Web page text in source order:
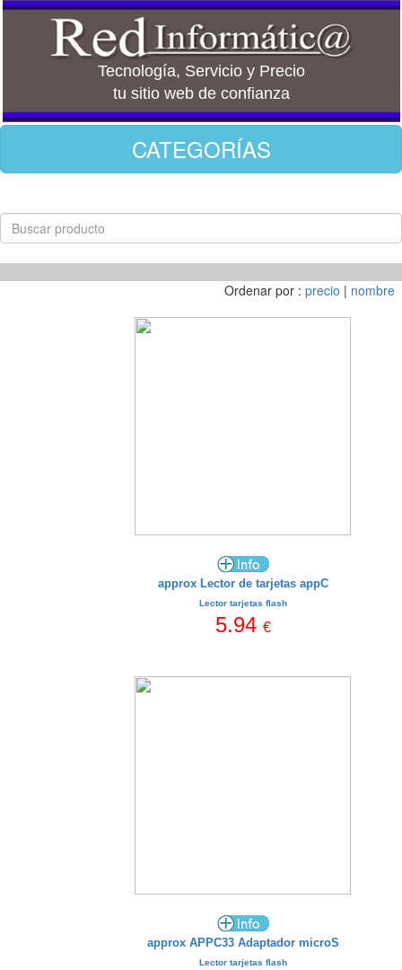
Tecnología, Servicio y Precio
tu sitio web de confianza
CATEGORÍAS
Ordenar por : precio | nombre
approx Lector de tarjetas appC
Lector tarjetas flash
5.94 €
approx APPC33 Adaptador microS
Lector tarjetas flash